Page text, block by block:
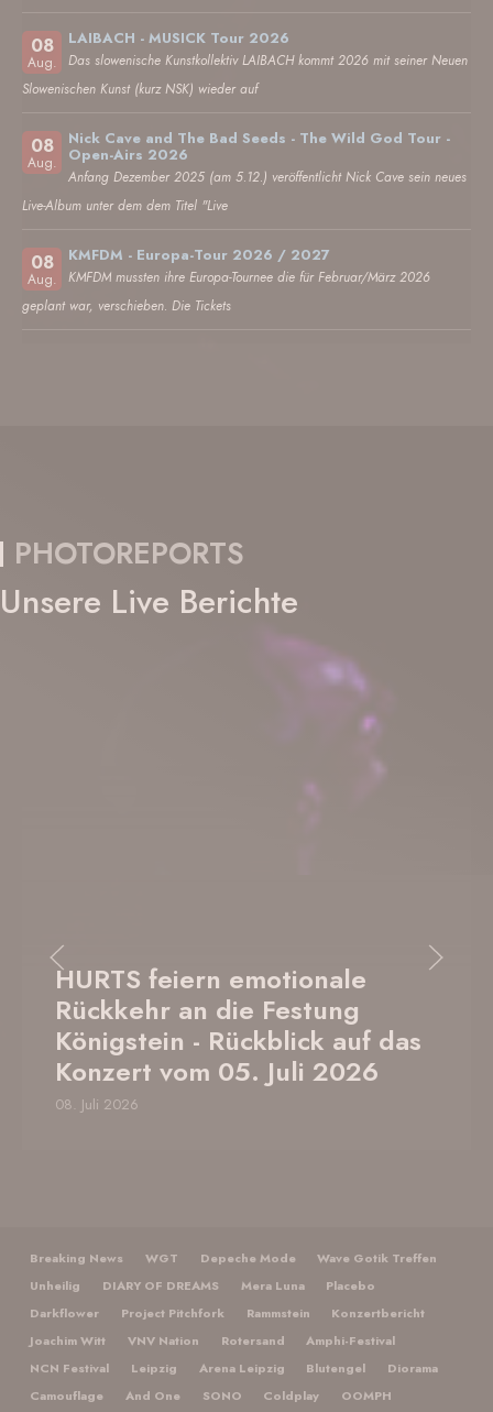
08
Aug.
LAIBACH - MUSICK Tour 2026
Das slowenische Kunstkollektiv LAIBACH kommt 2026 mit seiner Neuen
Slowenischen Kunst (kurz NSK) wieder auf
08
Aug.
Nick Cave and The Bad Seeds - The Wild God Tour -
Open-Airs 2026
Anfang Dezember 2025 (am 5.12.) veröffentlicht Nick Cave sein neues
Live-Album unter dem dem Titel "Live
08
Aug.
KMFDM - Europa-Tour 2026 / 2027
KMFDM mussten ihre Europa-Tournee die für Februar/März 2026
geplant war, verschieben. Die Tickets
PHOTOREPORTS
Unsere Live Berichte
HURTS feiern emotionale
Rückkehr an die Festung
Königstein - Rückblick auf das
Konzert vom 05. Juli 2026
08. Juli 2026
Breaking News WGT Depeche Mode
Wave Gotik Treffen
Unheilig
DIARY OF DREAMS Mera Luna
Placebo
Darkflower
Project Pitchfork Rammstein
Konzertbericht
Joachim Witt
VNV Nation Rotersand
Amphi-Festival
NCN Festival
Leipzig Arena Leipzig Blutengel
Diorama
Camouflage
And One SONO Coldplay
OOMPH